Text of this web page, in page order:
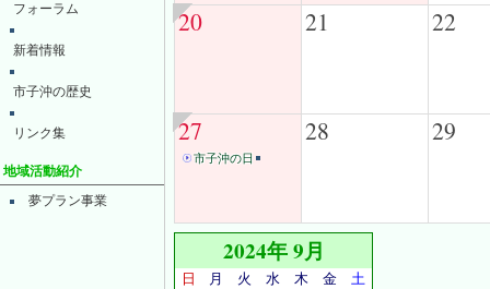
フォーラム
新着情報
市子沖の歴史
リンク集
地域活動紹介
夢プラン事業
20 21 22
27
市子沖の日
28 29
2024年 9月
日 月 火 水 木 金
土